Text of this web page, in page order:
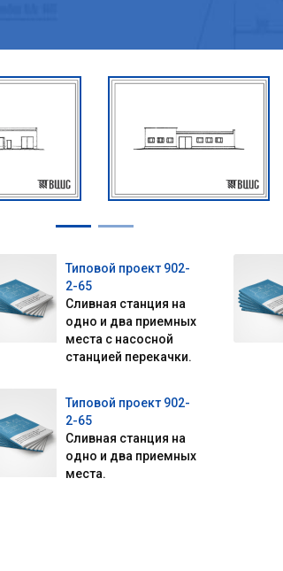
Типовой проект 902-
2-65
Сливная станция на
одно и два приемных
места с насосной
станцией перекачки.
Типовой проект 902-
2-65
Сливная станция на
одно и два приемных
места.